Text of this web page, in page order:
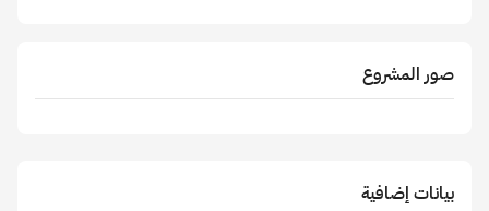
صور المشروع
بيانات إضافية